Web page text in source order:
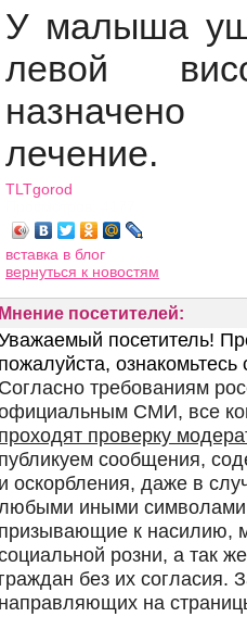
У малыша
левой
лечение.
TLTgorod
вставка в блог
вернуться к новостям
Мнение посетителей: